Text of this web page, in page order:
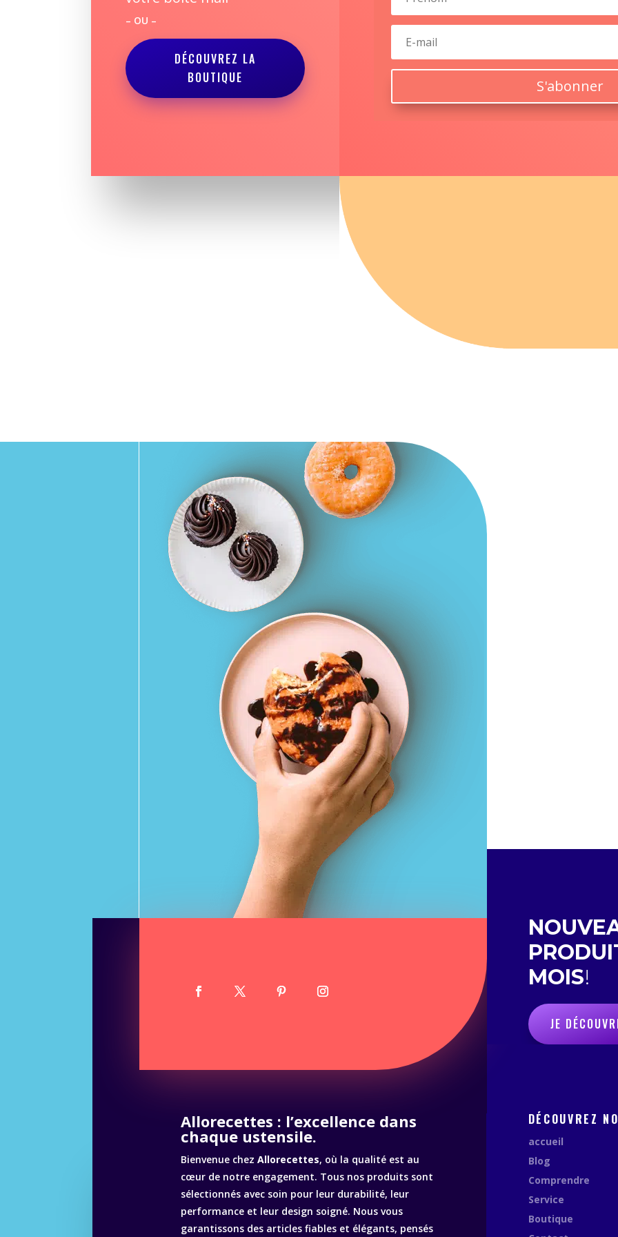
– OU –
DÉCOUVREZ LA
BOUTIQUE
S'abonner
MOIS!
JE
Allorecettes : l’excellence dans
chaque ustensile.
Bienvenue chez Allorecettes, où la qualité est au
cœur de notre engagement. Tous nos produits sont
sélectionnés avec soin pour leur durabilité, leur
performance et leur design soigné. Nous vous
garantissons des articles fiables et élégants, pensés
DÉCOUVREZ
accueil
Blog
Comprendre
Service
Boutique